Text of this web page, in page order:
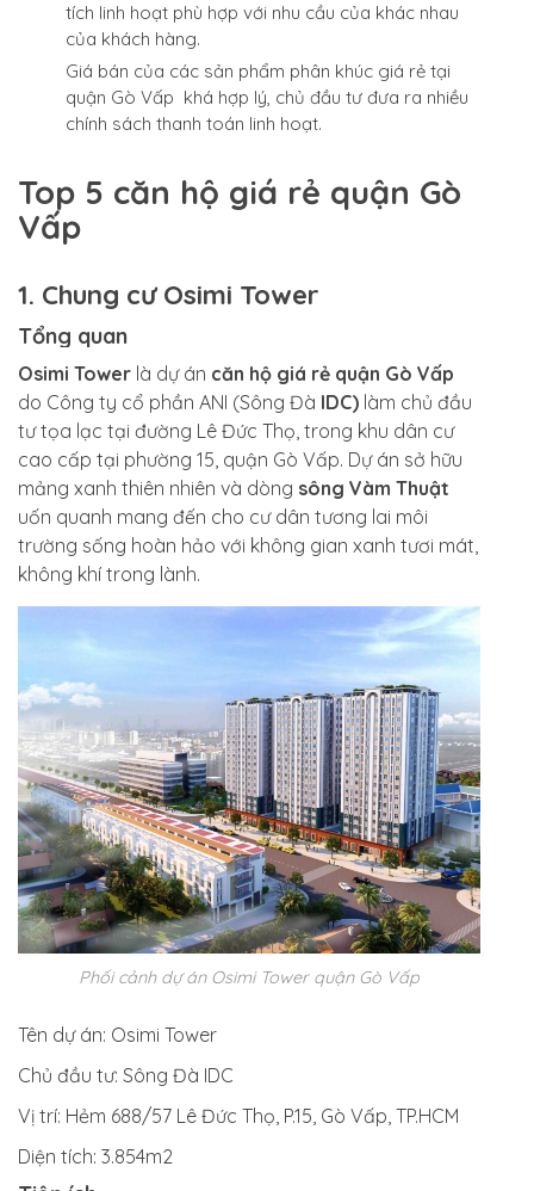
tích linh hoạt phù hợp với nhu cầu của khác nhau
của khách hàng.
Giá bán của các sản phẩm phân khúc giá rẻ tại
quận Gò Vấp khá hợp lý, chủ đầu tư đưa ra nhiều
chính sách thanh toán linh hoạt.
Top 5 căn hộ giá rẻ quận Gò
Vấp
1. Chung cư Osimi Tower
Tổng quan
Osimi Tower là dự án căn hộ giá rẻ quận Gò Vấp
do Công ty cổ phần ANI (Sông Đà IDC) làm chủ đầu
tư tọa lạc tại đường Lê Đức Thọ, trong khu dân cư
cao cấp tại phường 15, quận Gò Vấp. Dự án sở hữu
mảng xanh thiên nhiên và dòng sông Vàm Thuật
uốn quanh mang đến cho cư dân tương lai môi
trường sống hoàn hảo với không gian xanh tươi mát,
không khí trong lành.
Phối cảnh dự án Osimi Tower quận Gò Vấp
Tên dự án: Osimi Tower
Chủ đầu tư: Sông Đà IDC
Vị trí: Hẻm 688/57 Lê Đức Thọ, P.15, Gò Vấp, TP.HCM
Diện tích: 3.854m2